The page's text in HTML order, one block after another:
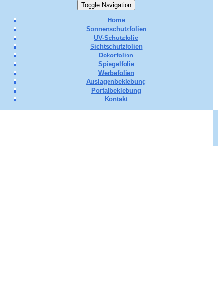
Toggle Navigation
Home
Sonnenschutzfolien
UV-Schutzfolie
Sichtschutzfolien
Dekorfolien
Spiegelfolie
Werbefolien
Auslagenbeklebung
Portalbeklebung
Kontakt